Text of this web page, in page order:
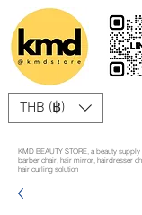
THB (฿)
KMD BEAUTY STORE, a beauty
barber chair, hair mirror, hairdresser
hair curling solution